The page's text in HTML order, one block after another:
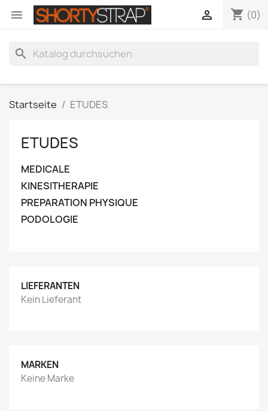
 shopping_cart (0)

search
Startseite ETUDES
ETUDES
MEDICALE
KINESITHERAPIE
PREPARATION PHYSIQUE
PODOLOGIE
LIEFERANTEN
Kein Lieferant
MARKEN
Keine Marke